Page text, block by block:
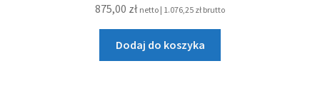
875,00 zł netto | 1.076,25 zł brutto
Dodaj do koszyka